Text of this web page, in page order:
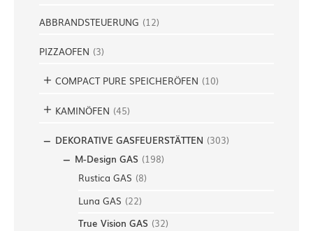
ABBRANDSTEUERUNG (12)
PIZZAOFEN (3)
COMPACT PURE SPEICHERÖFEN (10)
KAMINÖFEN (45)
DEKORATIVE GASFEUERSTÄTTEN (303)
M-Design GAS (198)
Rustica GAS (8)
Luna GAS (22)
True Vision GAS (32)